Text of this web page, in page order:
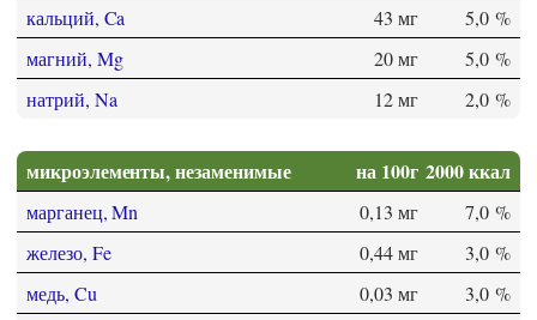
кальций, Ca
43 мг
5,0 %
магний, Mg
20 мг
5,0 %
натрий, Na
12 мг 2,0 %
микроэлементы, незаменимые на 100г 2000 ккал
марганец, Mn 0,13 мг
7,0 %
железо, Fe
0,44 мг
3,0 %
медь, Cu
0,03 мг
3,0 %